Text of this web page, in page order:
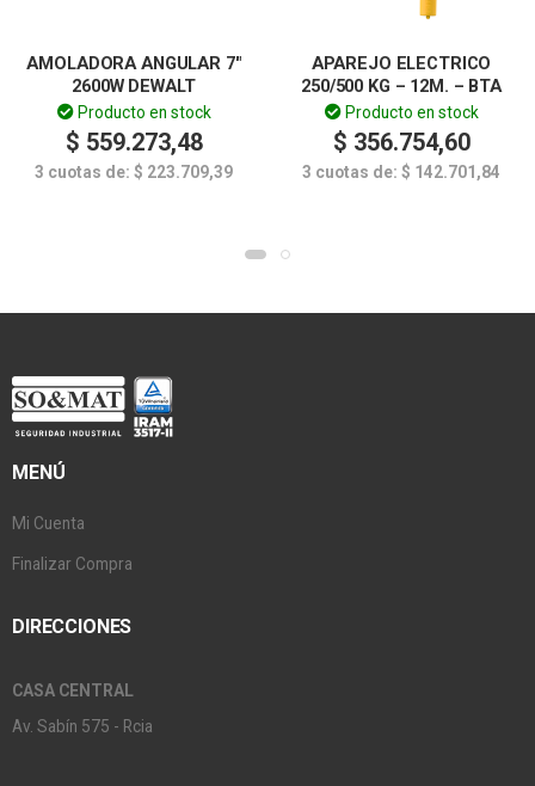
AMOLADORA ANGULAR 7″
2600W DEWALT
Producto en stock
$ 559.273,48
3 cuotas de: $ 223.709,39
APAREJO ELECTRICO
250/500 KG – 12M. – BTA
Producto en stock
$ 356.754,60
3 cuotas de: $ 142.701,84
MENÚ
Mi Cuenta
Finalizar Compra
DIRECCIONES
CASA CENTRAL
Av. Sabín 575 - Rcia